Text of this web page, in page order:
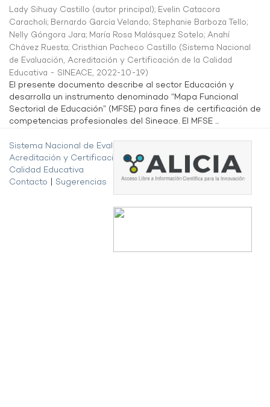
Lady Sihuay Castillo (autor principal); Evelin Catacora
Caracholi; Bernardo García Velando; Stephanie Barboza Tello;
Nelly Góngora Jara; María Rosa Malásquez Sotelo; Anahí
Chávez Ruesta; Cristhian Pacheco Castillo (Sistema Nacional
de Evaluación, Acreditación y Certificación de la Calidad
Educativa - SINEACE, 2022-10-19)
El presente documento describe al sector Educación y
desarrolla un instrumento denominado “Mapa Funcional
Sectorial de Educación” (MFSE) para fines de certificación de
competencias profesionales del Sineace. El MFSE ...
Sistema Nacional de Evaluación,
Acreditación y Certificación de la
Calidad Educativa
Contacto
Sugerencias